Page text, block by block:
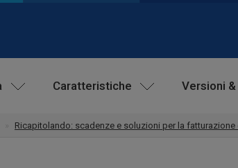
Caratteristiche Versioni
Ricapitolando: scadenze e soluzioni per la fatturazione